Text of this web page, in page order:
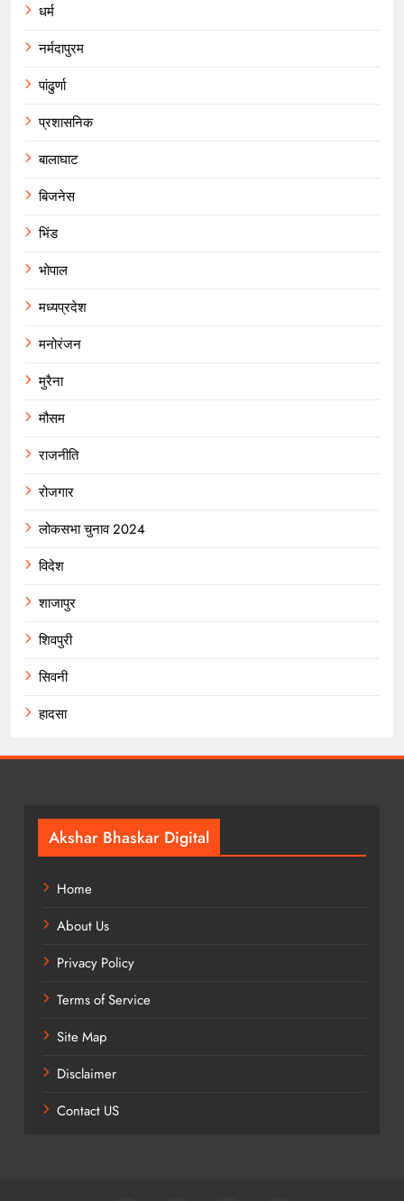
धर्म
नर्मदापुरम
पांढुर्णा
प्रशासनिक
बालाघाट
बिजनेस
भिंड
भोपाल
मध्यप्रदेश
मनोरंजन
मुरैना
मौसम
राजनीति
रोजगार
लोकसभा चुनाव 2024
विदेश
शाजापुर
शिवपुरी
सिवनी
हादसा
Akshar Bhaskar Digital
Home
About Us
Privacy Policy
Terms of Service
Site Map
Disclaimer
Contact US